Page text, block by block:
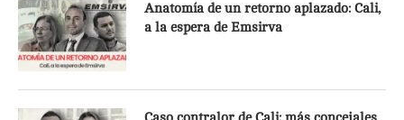
Anatomía de un retorno aplazado: Cali,
a la espera de Emsirva